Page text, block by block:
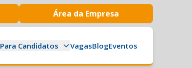
Área da Empresa
Para Candidatos VagasBlogEventos